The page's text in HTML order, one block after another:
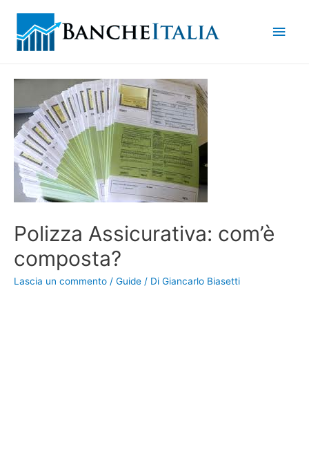
Polizza Assicurativa: com’è
composta?
Lascia un commento / Guide / Di Giancarlo Biasetti